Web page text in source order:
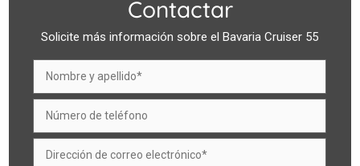
Contactar
Solicite más información sobre el Bavaria Cruiser 55